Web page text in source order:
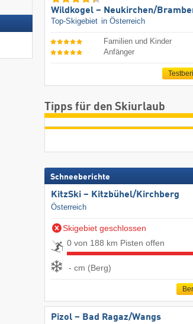
Wildkogel – Neukirchen/​
Top-Skigebiet in Österreich
Familien und Kinder
Anfänger
Tipps für den Skiurlaub
Schneeberichte
KitzSki – Kitzbühel/​Kirchberg
Österreich
Skigebiet geschlossen
0 von 188 km Pisten offen
- cm (Berg)
Pizol – Bad Ragaz/​Wangs